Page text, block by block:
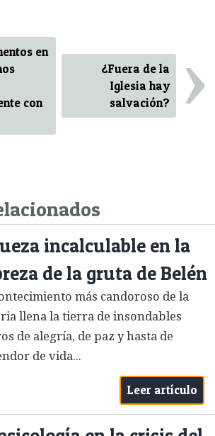
en
con
¿Fuera de la
Iglesia hay
salvación?
›
incalculable en la
de la gruta de Belén
más candoroso de la
llena la tierra de insondables
de alegría, de paz y hasta de
de vida...
Leer artículo